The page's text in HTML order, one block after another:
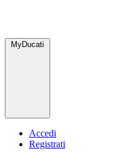
MyDucati
Accedi
Registrati